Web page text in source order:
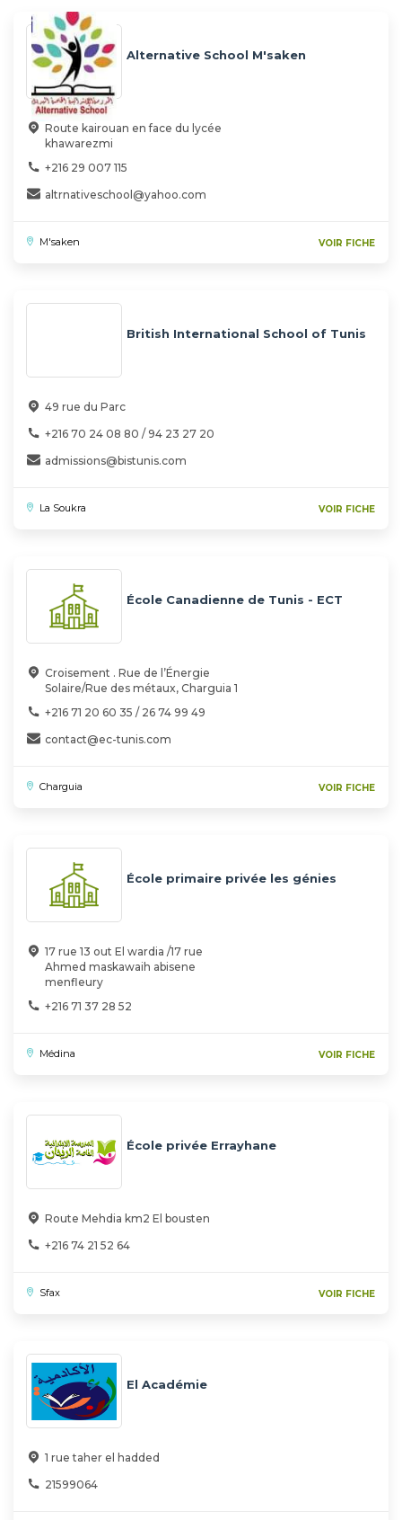
Alternative School M'saken
Route kairouan en face du lycée
khawarezmi
+216 29 007 115
altrnativeschool@yahoo.com
M'saken VOIR FICHE
British International School of Tunis
49 rue du Parc
+216 70 24 08 80 / 94 23 27 20
admissions@bistunis.com
La Soukra VOIR FICHE
École Canadienne de Tunis - ECT
Croisement . Rue de l’Énergie
Solaire/Rue des métaux, Charguia 1
+216 71 20 60 35 / 26 74 99 49
contact@ec-tunis.com
Charguia VOIR FICHE
École primaire privée les génies
17 rue 13 out El wardia /17 rue
Ahmed maskawaih abisene
menfleury
+216 71 37 28 52
Médina VOIR FICHE
École privée Errayhane
Route Mehdia km2 El bousten
+216 74 21 52 64
Sfax VOIR FICHE
El Académie
1 rue taher el hadded
21599064